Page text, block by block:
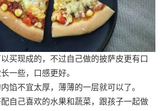
买现成的，不过自己做的披萨皮更有口
一些，口感更好。
馅不宜太厚，薄薄的一层就可以了。
自己喜欢的水果和蔬菜，跟孩子一起做